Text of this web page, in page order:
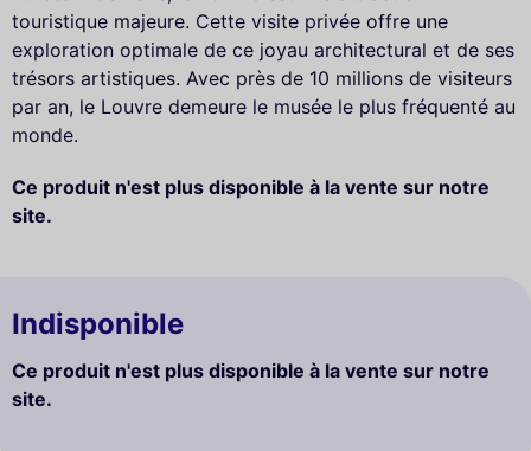
touristique majeure. Cette visite privée offre une
exploration optimale de ce joyau architectural et de ses
trésors artistiques. Avec près de 10 millions de visiteurs
par an, le Louvre demeure le musée le plus fréquenté au
monde.
Ce produit n'est plus disponible à la vente sur notre
site.
Indisponible
Ce produit n'est plus disponible à la vente sur notre
site.